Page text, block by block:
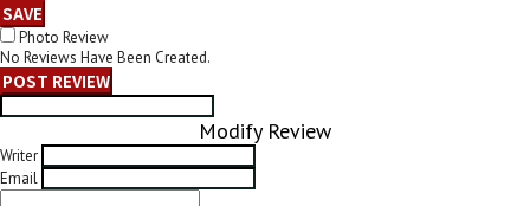
SAVE
Photo Review
No Reviews Have Been Created.
POST REVIEW
Modify Review
Writer
Email